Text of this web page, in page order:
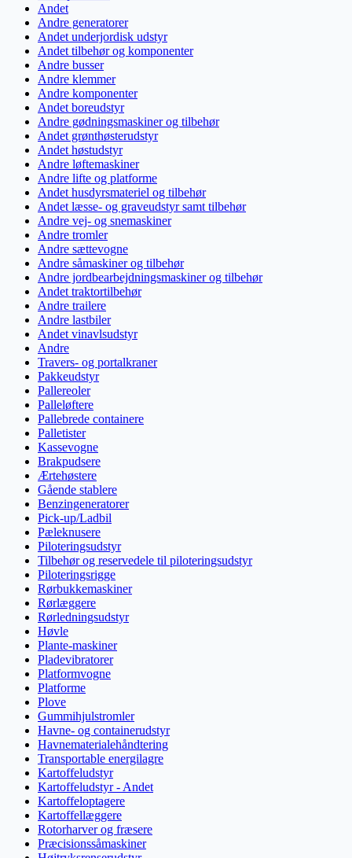
Andet
Andre generatorer
Andet underjordisk udstyr
Andet tilbehør og komponenter
Andre busser
Andre klemmer
Andre komponenter
Andet boreudstyr
Andre gødningsmaskiner og tilbehør
Andet grønthøsterudstyr
Andet høstudstyr
Andre løftemaskiner
Andre lifte og platforme
Andet husdyrsmateriel og tilbehør
Andet læsse- og graveudstyr samt tilbehør
Andre vej- og snemaskiner
Andre tromler
Andre sættevogne
Andre såmaskiner og tilbehør
Andre jordbearbejdningsmaskiner og tilbehør
Andet traktortilbehør
Andre trailere
Andre lastbiler
Andet vinavlsudstyr
Andre
Travers- og portalkraner
Pakkeudstyr
Pallereoler
Palleløftere
Pallebrede containere
Palletister
Kassevogne
Brakpudsere
Ærtehøstere
Gående stablere
Benzingeneratorer
Pick-up/Ladbil
Pæleknusere
Piloteringsudstyr
Tilbehør og reservedele til piloteringsudstyr
Piloteringsrigge
Rørbukkemaskiner
Rørlæggere
Rørledningsudstyr
Høvle
Plante-maskiner
Pladevibratorer
Platformvogne
Platforme
Plove
Gummihjulstromler
Havne- og containerudstyr
Havnematerialehåndtering
Transportable energilagre
Kartoffeludstyr
Kartoffeludstyr - Andet
Kartoffeloptagere
Kartoffellæggere
Rotorharver og fræsere
Præcisionssåmaskiner